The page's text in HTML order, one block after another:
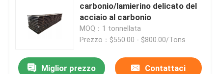
carbonio/lamierino delicato del
acciaio al carbonio
MOQ：1 tonnellata
Prezzo：$550.00 - $800.00/Tons
Miglior prezzo Contattaci